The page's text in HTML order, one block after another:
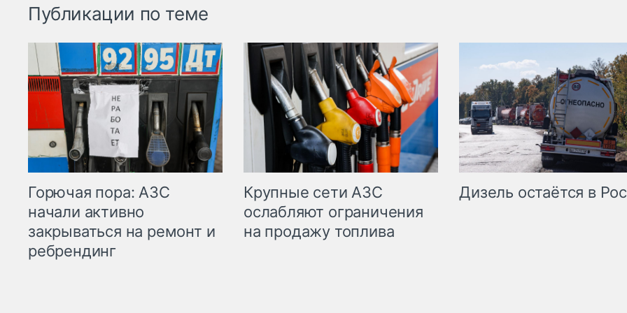
Публикации по теме
Горючая пора: АЗС
начали активно
закрываться на ремонт и
ребрендинг
Крупные сети АЗС
ослабляют ограничения
на продажу топлива
Дизель остаётся в